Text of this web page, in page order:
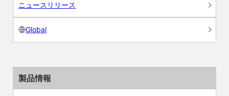
ニュースリリース
Global
製品情報